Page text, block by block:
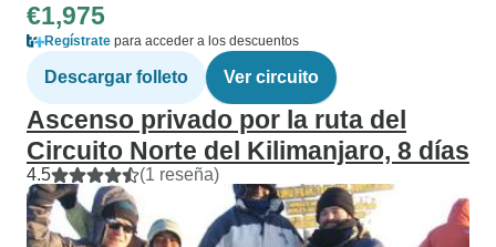
€1,975
Regístrate para acceder a los descuentos
Descargar folleto Ver circuito
Ascenso privado por la ruta del
Circuito Norte del Kilimanjaro, 8 días
4.5 (1 reseña)